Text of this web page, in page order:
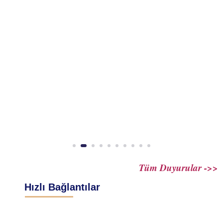
Tüm Duyurular ->>
Hızlı Bağlantılar